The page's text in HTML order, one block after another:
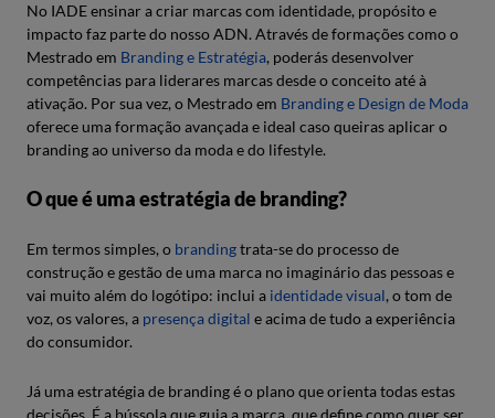
No IADE ensinar a criar marcas com identidade, propósito e
impacto faz parte do nosso ADN. Através de formações como o
Mestrado em Branding e Estratégia, poderás desenvolver
competências para liderares marcas desde o conceito até à
ativação. Por sua vez, o Mestrado em Branding e Design de Moda
oferece uma formação avançada e ideal caso queiras aplicar o
branding ao universo da moda e do lifestyle.
O que é uma estratégia de branding?
Em termos simples, o brandingtrata-se do processo de
construção e gestão de uma marca no imaginário das pessoas e
vai muito além do logótipo: inclui a identidade visual, o tom de
voz, os valores, a presença digital e acima de tudo a experiência
do consumidor.
Já uma estratégia de branding é o plano que orienta todas estas
decisões. É a bússola que guia a marca, que define como quer ser